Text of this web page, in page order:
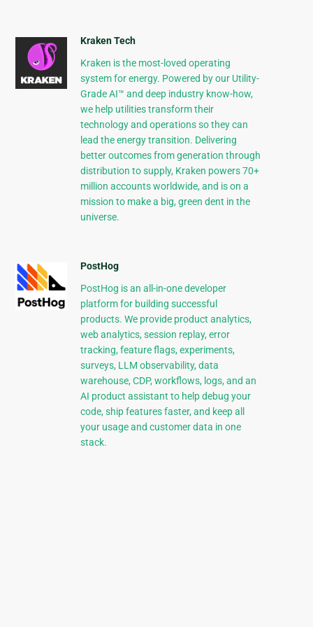
Kraken Tech
Kraken is the most-loved operating
system for energy. Powered by our Utility-
Grade AI™ and deep industry know-how,
we help utilities transform their
technology and operations so they can
lead the energy transition. Delivering
better outcomes from generation through
distribution to supply, Kraken powers 70+
million accounts worldwide, and is on a
mission to make a big, green dent in the
universe.
PostHog
PostHog is an all-in-one developer
platform for building successful
products. We provide product analytics,
web analytics, session replay, error
tracking, feature flags, experiments,
surveys, LLM observability, data
warehouse, CDP, workflows, logs, and an
AI product assistant to help debug your
code, ship features faster, and keep all
your usage and customer data in one
stack.